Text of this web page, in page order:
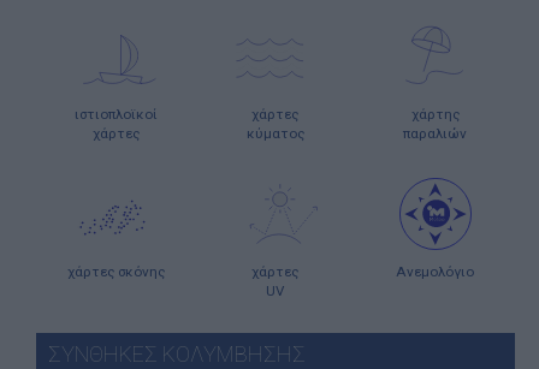
ιστιοπλοϊκοί
χάρτες
χάρτες
κύματος
χάρτης
παραλιών
χάρτες σκόνης
χάρτες
UV
Ανεμολόγιο
ΣΥΝΘΗΚΕΣ ΚΟΛΥΜΒΗΣΗΣ